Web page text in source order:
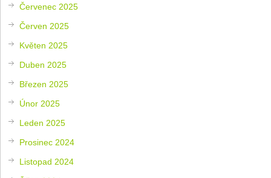
Červenec 2025
Červen 2025
Květen 2025
Duben 2025
Březen 2025
Únor 2025
Leden 2025
Prosinec 2024
Listopad 2024